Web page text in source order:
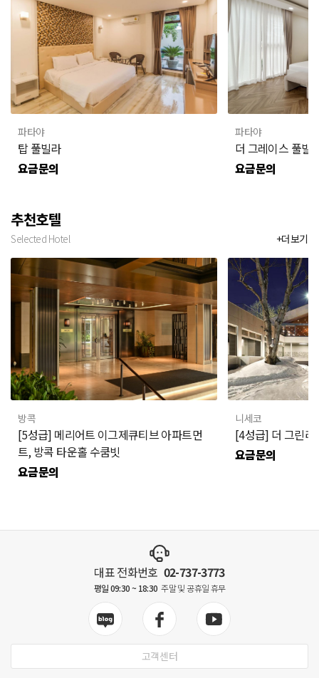
파타야
탑 풀빌라
요금문의
파타야
더 그레이스 풀빌
요금문의
추천호텔
Selected Hotel +더보기
방콕
[5성급] 메리어트 이그제큐티브 아파트먼
트, 방콕 타운홀 수쿰빗
요금문의
니세코
[4성급] 더 그린리
요금문의
대표 전화번호 02-737-3773
평일 09:30 ~ 18:30 주말 및 공휴일 휴무
고객센터